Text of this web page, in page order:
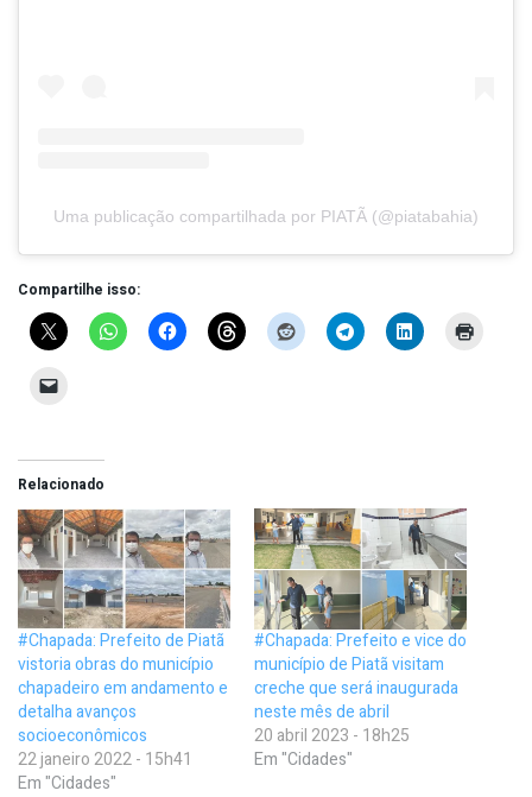
Uma publicação compartilhada por PIATÃ (@piatabahia)
Compartilhe isso:
Relacionado
#Chapada: Prefeito de Piatã
vistoria obras do município
chapadeiro em andamento e
detalha avanços
socioeconômicos
22 janeiro 2022 - 15h41
Em "Cidades"
#Chapada: Prefeito e vice do
município de Piatã visitam
creche que será inaugurada
neste mês de abril
20 abril 2023 - 18h25
Em "Cidades"